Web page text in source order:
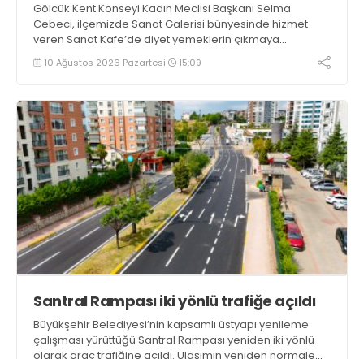
Gölcük Kent Konseyi Kadın Meclisi Başkanı Selma
Cebeci, ilçemizde Sanat Galerisi bünyesinde hizmet
veren Sanat Kafe’de diyet yemeklerin çıkmaya
başladığını ifade etti. Cebeci, “Amacımız sağlıklı,
besleyici ve hafif yemekler yapmak. Haftanın her günü
10 Ağustos 2026 Pazartesi 15:09
Santral Rampası iki yönlü trafiğe açıldı
Büyükşehir Belediyesi’nin kapsamlı üstyapı yenileme
çalışması yürüttüğü Santral Rampası yeniden iki yönlü
olarak araç trafiğine açıldı. Ulaşımın yeniden normale